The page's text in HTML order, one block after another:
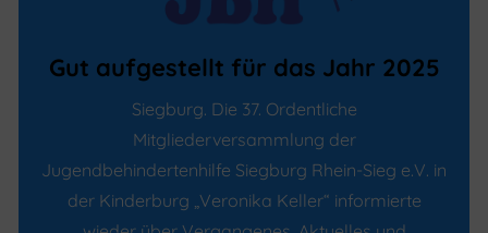
Gut aufgestellt für das Jahr 2025
Siegburg. Die 37. Ordentliche
Mitgliederversammlung der
Jugendbehindertenhilfe Siegburg Rhein-Sieg e.V. in
der Kinderburg „Veronika Keller“ informierte